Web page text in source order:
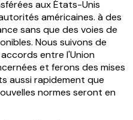
aux États-Unis
américaines. à des
sans que des voies de
Nous suivons de
entre l'Union
et ferons des mises
aussi rapidement que
normes seront en